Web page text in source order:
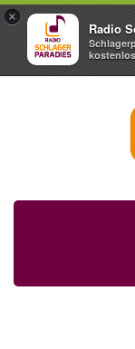
×
Radio